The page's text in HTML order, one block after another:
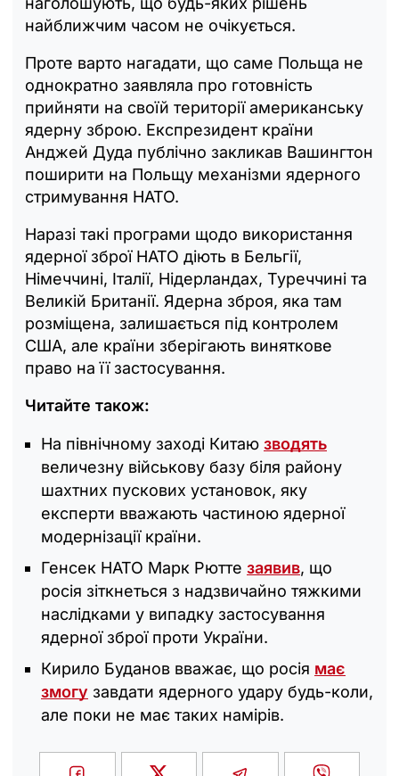
найближчим часом не очікується.
Проте варто нагадати, що саме Польща не
однократно заявляла про готовність
прийняти на своїй території американську
ядерну зброю. Експрезидент країни
Анджей Дуда публічно закликав Вашингтон
поширити на Польщу механізми ядерного
стримування НАТО.
Наразі такі програми щодо використання
ядерної зброї НАТО діють в Бельгії,
Німеччині, Італії, Нідерландах, Туреччині та
Великій Британії. Ядерна зброя, яка там
розміщена, залишається під контролем
США, але країни зберігають виняткове
право на її застосування.
Читайте також:
На північному заході Китаю зводять
величезну військову базу біля району
шахтних пускових установок, яку
експерти вважають частиною ядерної
модернізації країни.
Генсек НАТО Марк Рютте заявив, що
росія зіткнеться з надзвичайно тяжкими
наслідками у випадку застосування
ядерної зброї проти України.
Кирило Буданов вважає, що росія має
змогу завдати ядерного удару будь-коли,
але поки не має таких намірів.